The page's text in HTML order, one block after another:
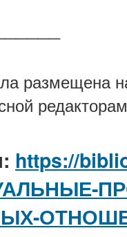
размещена
https://